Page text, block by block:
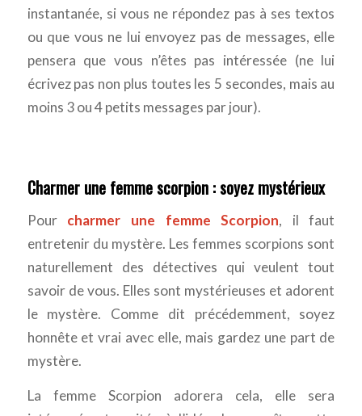
instantanée, si vous ne répondez pas à ses textos
ou que vous ne lui envoyez pas de messages, elle
pensera que vous n’êtes pas intéressée (ne lui
écrivez pas non plus toutes les 5 secondes, mais au
moins 3 ou 4 petits messages par jour).
Charmer une femme scorpion : soyez mystérieux
Pour charmer une femme Scorpion, il faut
entretenir du mystère. Les femmes scorpions sont
naturellement des détectives qui veulent tout
savoir de vous. Elles sont mystérieuses et adorent
le mystère. Comme dit précédemment, soyez
honnête et vrai avec elle, mais gardez une part de
mystère.
La femme Scorpion adorera cela, elle sera